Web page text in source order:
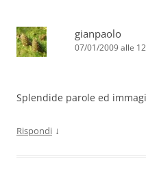
gianpaolo
07/01/2009 alle
Splendide parole ed
Rispondi ↓